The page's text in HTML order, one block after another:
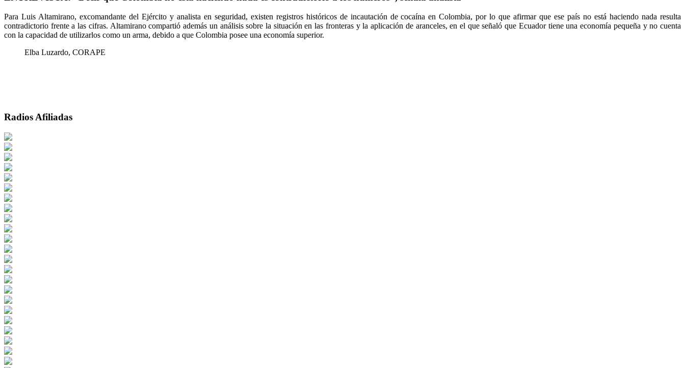
Para Luis Altamirano, excomandante del Ejército y analista en seguridad, existen registros históricos de incautación de cocaína en Colombia, por lo que afirmar que ese país no está haciendo nada resulta
contradictorio frente a las cifras. Altamirano compartió además un análisis sobre la situación en las fronteras y la aplicación de aranceles, en el que señaló que Ecuador tiene una economía pequeña y no cuenta
con la capacidad de utilizarlos como un arma, debido a que Colombia posee una economía superior.
Elba Luzardo, CORAPE
Radios Afiliadas